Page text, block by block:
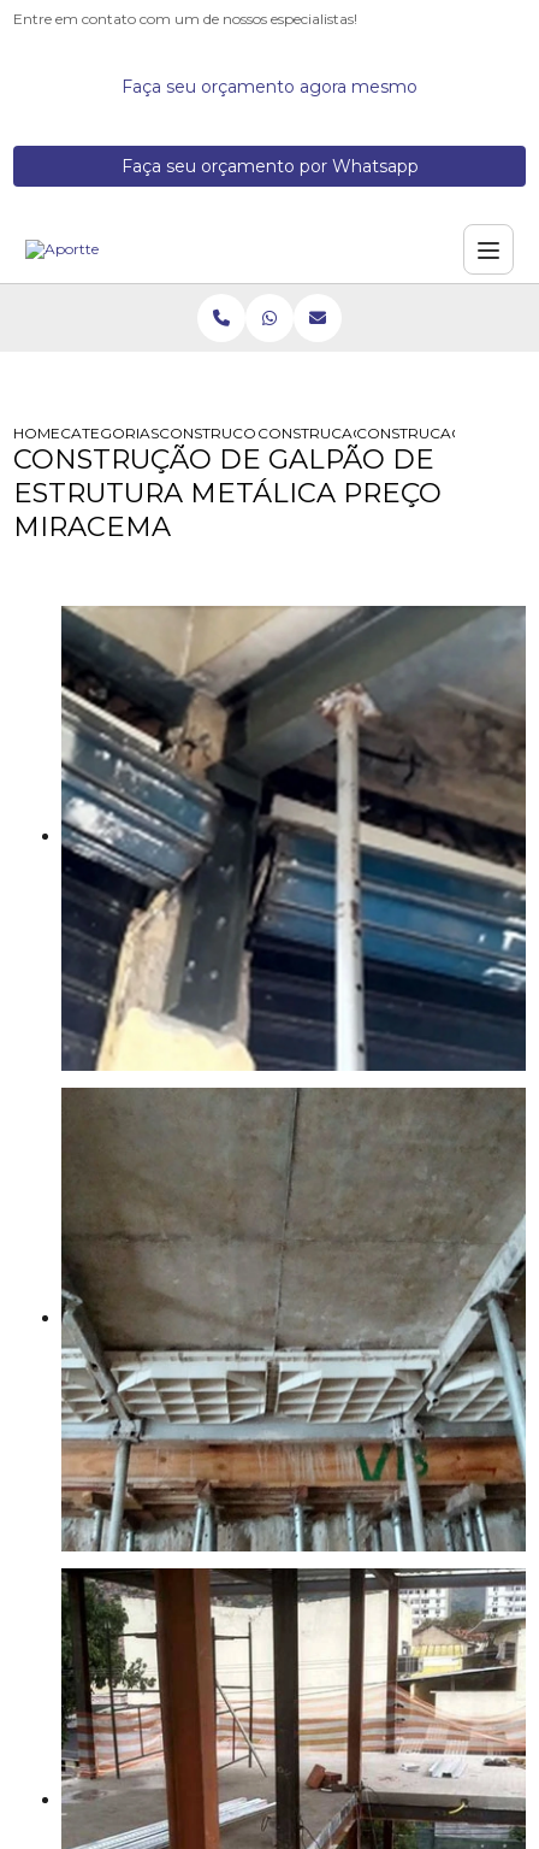
Entre em contato com um de nossos especialistas!
Faça seu orçamento agora mesmo
Faça seu orçamento por Whatsapp
HOMECATEGORIASCONSTRUCOES DE GALPOES METALICOS
CONSTRUCAO DE BARRACAO
CONSTRUCAO DE
CONSTRUÇÃO DE GALPÃO DE
ESTRUTURA METÁLICA PREÇO
MIRACEMA